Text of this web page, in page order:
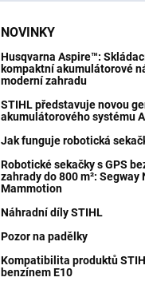
NOVINKY
Husqvarna Aspire™:
kompaktní akumulátorové
moderní zahradu
STIHL představuje novou
akumulátorového systému
Jak funguje robotická
Robotické sekačky s GPS
zahrady do 800 m²: Segway
Mammotion
Náhradní díly STIHL
Pozor na padělky
Kompatibilita produktů
benzínem E10